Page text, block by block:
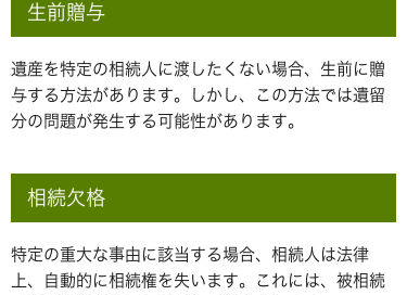
生前贈与
遺産を特定の相続人に渡したくない場合、生前に贈
与する方法があります。しかし、この方法では遺留
分の問題が発生する可能性があります。
相続欠格
特定の重大な事由に該当する場合、相続人は法律
上、自動的に相続権を失います。これには、被相続